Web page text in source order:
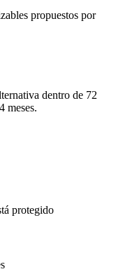
propuestos por
dentro de 72
meses.
protegido